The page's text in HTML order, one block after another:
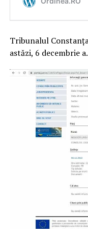
Tribunalul
astăzi, 6 decembrie